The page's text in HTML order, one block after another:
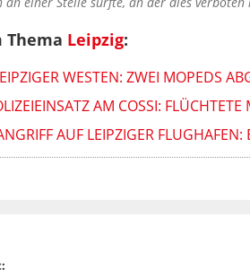
Thema Leipzig:
WESTEN: ZWEI MOPEDS
AM COSSI:
AUF LEIPZIGER